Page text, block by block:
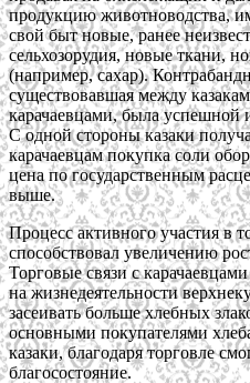
продукцию животноводства,
свой быт новые, ранее
сельхозорудия, новые ткани,
(например, сахар).
существовавшая между
карачаевцами, была
С одной стороны казаки
карачаевцам покупка соли
цена по государственным
выше.
Процесс активного участия в
способствовал увеличению
Торговые связи с
на жизнедеятельности
засеивать больше хлебных
основными покупателями
казаки, благодаря торговле
благосостояние.